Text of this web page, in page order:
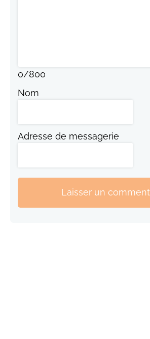
0/800
Nom
Adresse de messagerie
Laisser un